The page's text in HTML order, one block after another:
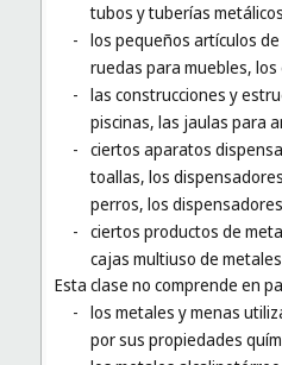
tubos y tuberías
- los pequeños artículos
ruedas para muebles,
- las construcciones y
piscinas, las jaulas para
- ciertos aparatos
toallas, los
perros, los
- ciertos productos de
cajas multiuso de
Esta clase no comprende en
- los metales y menas
por sus propiedades